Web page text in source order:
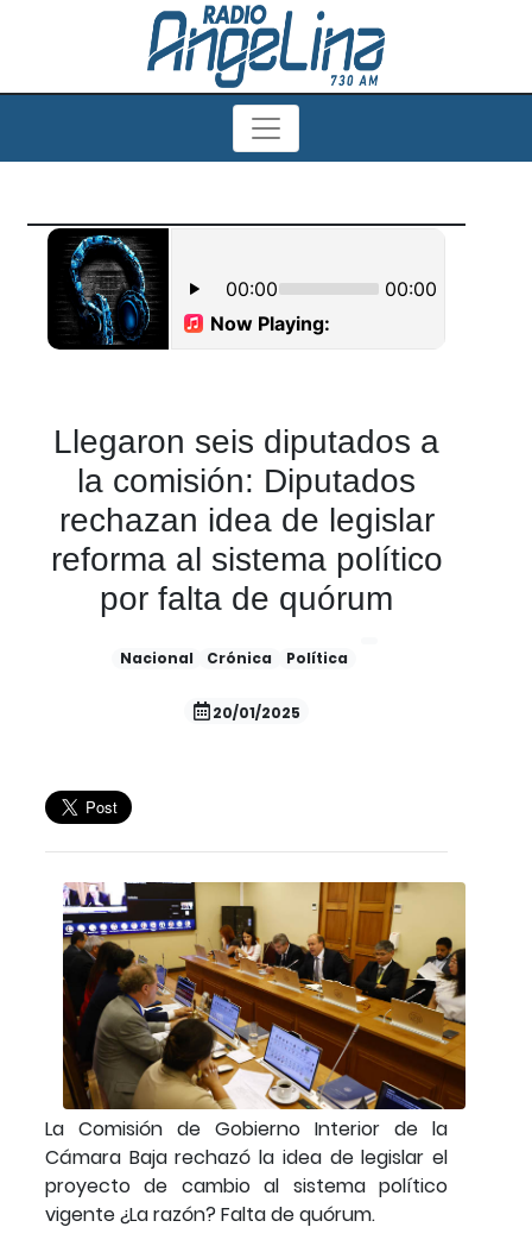
Llegaron seis diputados a
la comisión: Diputados
rechazan idea de legislar
reforma al sistema político
por falta de quórum
Nacional Crónica Política
20/01/2025
La Comisión de Gobierno Interior de la
Cámara Baja rechazó la idea de legislar el
proyecto de cambio al sistema político
vigente ¿La razón? Falta de quórum.